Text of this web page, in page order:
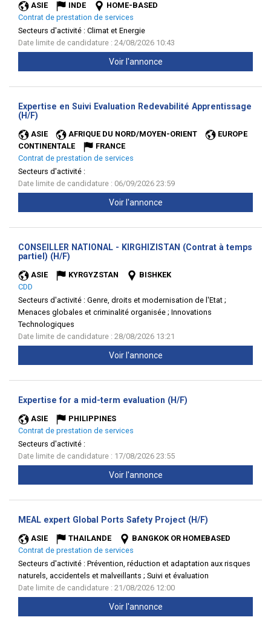
ASIE INDE
HOME-BASED
Contrat de prestation de services
Secteurs d'activité : Climat et Energie
Date limite de candidature : 24/08/2026 10:43
Voir l'annonce
Expertise en Suivi Evaluation Redevabilité Apprentissage
(H/F)
ASIE AFRIQUE DU NORD/MOYEN-ORIENT
EUROPE
CONTINENTALE
FRANCE
Contrat de prestation de services
Secteurs d'activité :
Date limite de candidature : 06/09/2026 23:59
Voir l'annonce
CONSEILLER NATIONAL - KIRGHIZISTAN (Contrat à temps
partiel) (H/F)
ASIE KYRGYZSTAN
BISHKEK
CDD
Secteurs d'activité : Genre, droits et modernisation de l'Etat ;
Menaces globales et criminalité organisée ; Innovations
Technologiques
Date limite de candidature : 28/08/2026 13:21
Voir l'annonce
Expertise for a mid-term evaluation (H/F)
ASIE
PHILIPPINES
Contrat de prestation de services
Secteurs d'activité :
Date limite de candidature : 17/08/2026 23:55
Voir l'annonce
MEAL expert Global Ports Safety Project (H/F)
ASIE THAILANDE
BANGKOK OR HOMEBASED
Contrat de prestation de services
Secteurs d'activité : Prévention, réduction et adaptation aux risques
naturels, accidentels et malveillants ; Suivi et évaluation
Date limite de candidature : 21/08/2026 12:00
Voir l'annonce